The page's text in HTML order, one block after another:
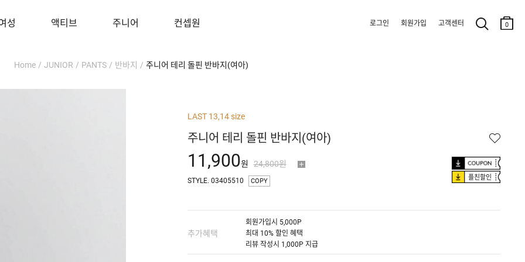
성 액티브 주니어 컨셉원 로그인 회원가입 고객센터 0
Home / JUNIOR / PANTS / 반바지 / 주니어 테리 돌핀 반바지(여아)
LAST 13,14 size
주니어 테리 돌핀 반바지(여아)
11,900원 24,800원
플친할인
STYLE. 03405510 COPY
추가혜택
회원가입시 5,000P
최대 10% 할인 혜택
리뷰 작성시 1,000P 지급